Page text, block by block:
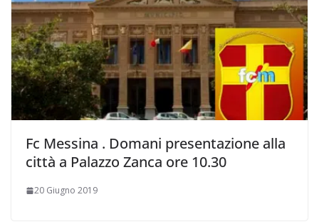
Fc Messina . Domani presentazione alla
città a Palazzo Zanca ore 10.30
20 Giugno 2019